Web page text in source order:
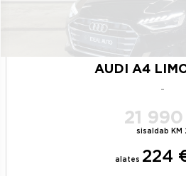
AUDI A4
-
21
sisaldab KM
alates 224